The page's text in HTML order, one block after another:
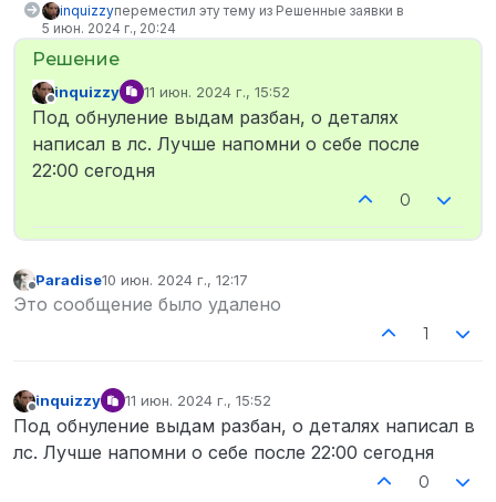
inquizzyпереместил эту тему из Решенные заявки в
5 июн. 2024 г., 20:24
Не в сети
inquizzy 11 июн. 2024 г., 15:52
отредактировано
Под обнуление выдам разбан, о деталях
написал в лс. Лучше напомни о себе после
22:00 сегодня
0
Не в сети
Paradise10 июн. 2024 г., 12:17
отредактировано
Это сообщение было удалено
1
Не в сети
inquizzy 11 июн. 2024 г., 15:52
отредактировано
Под обнуление выдам разбан, о деталях написал в
лс. Лучше напомни о себе после 22:00 сегодня
0